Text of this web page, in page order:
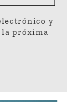
y
la próxima